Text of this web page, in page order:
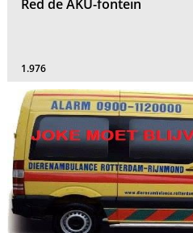
Red de AKU-fontein
1.976